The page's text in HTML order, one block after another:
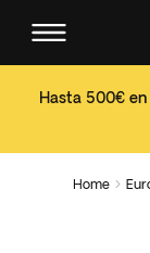
Hasta 500€
Home 